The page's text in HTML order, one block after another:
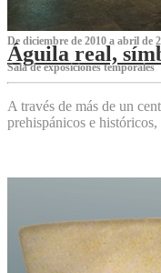
De diciembre de 2010 a abril de
Águila real,
Sala de exposiciones temporales
A través de más de un
prehispánicos e